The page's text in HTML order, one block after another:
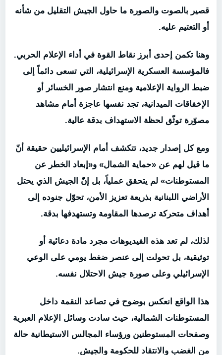
قصير بالصوت والصورة ما حاول الجيش التقليل من شأنه
أو التعتيم عليه.
وهنا تكمن إحدى أبرز نقاط القوة في أداء الإعلام الحربي.
فالمؤسسة العسكرية الإسرائيلية، التي تسعى دائماً إلى
ضبط الرواية الإعلامية ومنع انتشار صور الخسائر أو
الإخفاقات الميدانية، تجد نفسها عاجزة أمام مشاهد
مصوّرة توثّق لحظة الاستهداف بدقة عالية.
ومع كل إصدار جديد، تتكشف أمام الإسرائيليين حقيقة أنّ
ما قيل لهم عن «حماية الشمال» و«إبعاد الخطر عن
المستوطنات» لم يتحقق عملياً، بل إنّ الجيش الذي يحتل
الأراضي اللبنانية بذريعة تعزيز الأمن، تحوّل جنوده إلى
أهداف متحركة ترصدها المقاومة وتستهدفها بدقة.
لذلك، لم تعد هذه الفيديوهات مجرد مادة دعائية أو
توثيقية، بل تحولت إلى عنصر ضغط يومي على الوعي
الإسرائيلي وعلى صورة جيش الاحتلال نفسه.
هذا الواقع انعكس بوضوح في تصاعد النقمة داخل
المستوطنات الشمالية، حيث سادت وسائل الإعلام العبرية
وصفحات المستوطنين ورؤساء المجالس الاستيطانية حالة
من الغضب والانتقاد للحكومة والجيش.